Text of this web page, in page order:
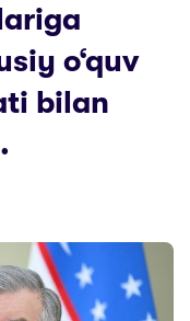
o‘quv
bilan